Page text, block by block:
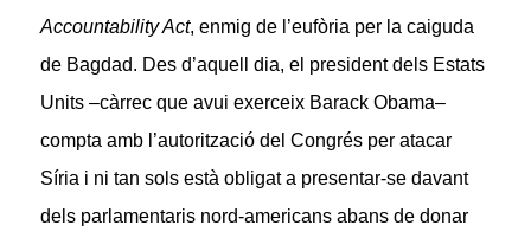
Accountability Act, enmig de l’eufòria per la caiguda
de Bagdad. Des d’aquell dia, el president dels Estats
Units –càrrec que avui exerceix Barack Obama–
compta amb l’autorització del Congrés per atacar
Síria i ni tan sols està obligat a presentar-se davant
dels parlamentaris nord-americans abans de donar